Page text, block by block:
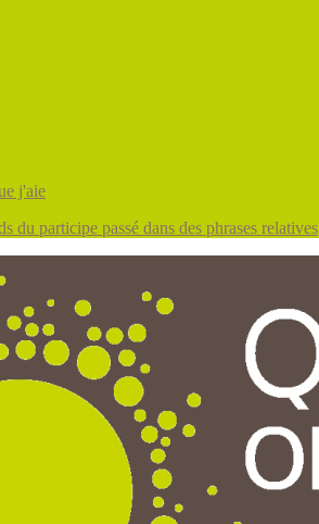
j'aie
du participe passé dans des phrases relatives